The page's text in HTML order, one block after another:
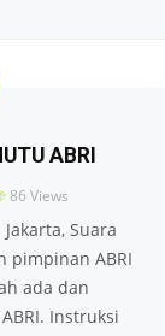
ABRI
86 Views
Jakarta, Suara
pimpinan ABRI
ada dan
Instruksi